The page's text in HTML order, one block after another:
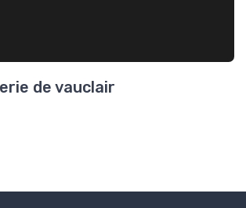
de vauclair